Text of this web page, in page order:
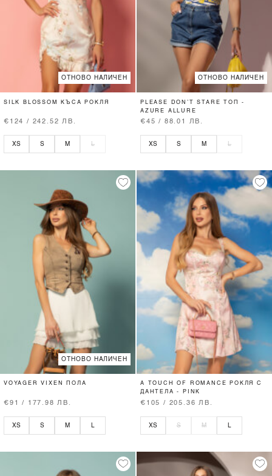
ОТНОВО НАЛИЧЕН
SILK BLOSSOM КЪСА РОКЛЯ
€124 / 242.52 ЛВ.
XS S M L
ОТНОВО НАЛИЧЕН
PLEASE DON’T STARE ТОП -
AZURE ALLURE
€45 / 88.01 ЛВ.
XS S M L
ОТНОВО НАЛИЧЕН
VOYAGER VIXEN ПОЛА
€91 / 177.98 ЛВ.
XS S M
A TOUCH OF ROMANCE РОКЛЯ С
ДАНТЕЛА - PINK
€105 / 205.36 ЛВ.
XS S M